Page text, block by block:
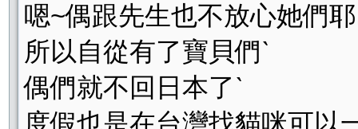
嗯~偶跟先生也不放心她們
所以自從有了寶貝們ˋ
偶們就不回日本了ˋ
度假也是在台灣找貓咪可以